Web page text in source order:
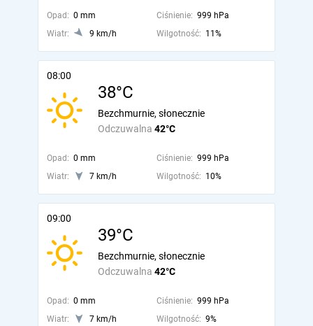
Opad: 0 mm Ciśnienie: 999 hPa
Wiatr:
9 km/h Wilgotność: 11%
08:00
38°C
Odczuwalna 42°C
Bezchmurnie, słonecznie
Opad: 0 mm Ciśnienie: 999 hPa
Wiatr:
7 km/h Wilgotność: 10%
09:00
39°C
Odczuwalna 42°C
Bezchmurnie, słonecznie
Opad: 0 mm Ciśnienie: 999 hPa
Wiatr:
7 km/h Wilgotność: 9%